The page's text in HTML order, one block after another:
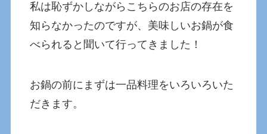
私は恥ずかしながらこちらのお店の存在を
知らなかったのですが、美味しいお鍋が食
べられると聞いて行ってきました！
お鍋の前にまずは一品料理をいろいろいた
だきます。